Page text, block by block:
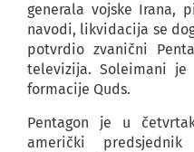
generala vojske Irana,
navodi, likvidacija se
potvrdio zvanični
televizija. Soleimani
formacije Quds.
Pentagon je u
američki